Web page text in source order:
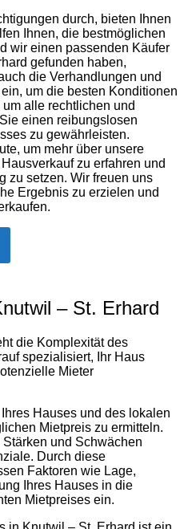
durch, bieten Ihnen
Ihnen, die bestmöglichen
wir einen passenden Käufer
gefunden haben,
die Verhandlungen und
um die besten Konditionen
alle rechtlichen und
einen reibungslosen
zu gewährleisten.
um mehr über unsere
zu erfahren und
zu setzen. Wir freuen uns
Ergebnis zu erzielen und
– St. Erhard
die Komplexität des
spezialisiert, Ihr Haus
Mieter
Hauses und des lokalen
Mietpreis zu ermitteln.
und Schwächen
Durch diese
Faktoren wie Lage,
Ihres Hauses in die
Mietpreises ein.